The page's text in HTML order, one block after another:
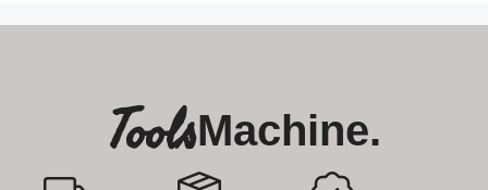
ToolsMachine.